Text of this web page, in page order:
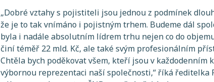
„Dobré vztahy s pojistiteli jsou jednou z podmínek
že je to tak vnímáno i pojistným trhem. Budeme dál
byla i nadále absolutním lídrem trhu nejen co do
činí téměř 22 mld. Kč, ale také svým profesionálním
Chtěla bych poděkovat všem, kteří jsou v
výbornou reprezentaci naší společnosti,“ říká ředitelka